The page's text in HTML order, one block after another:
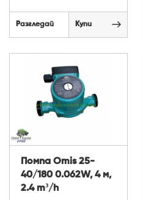
Разгледай Купи
Помпа Omis 25-
40/180 0.062W, 4 м,
2.4 m³/h